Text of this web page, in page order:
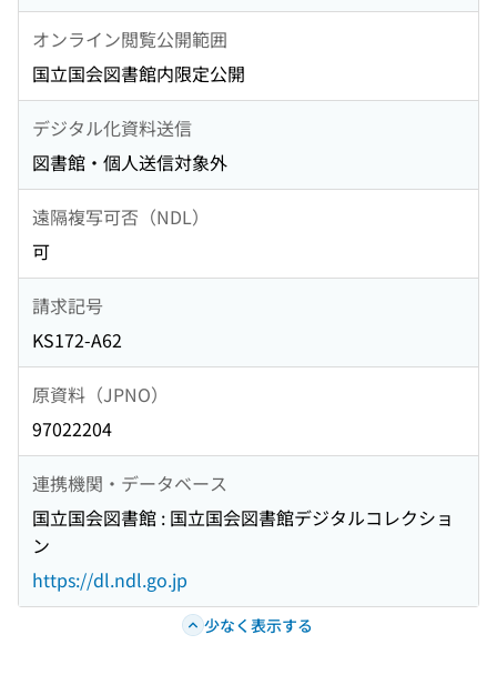
オンライン閲覧公開範囲
国立国会図書館内限定公開
デジタル化資料送信
図書館・個人送信対象外
遠隔複写可否（NDL）
可
請求記号
KS172-A62
原資料（JPNO）
97022204
連携機関・データベース
国立国会図書館 : 国立国会図書館デジタルコレクショ
ン
https://dl.ndl.go.jp
少なく表示する